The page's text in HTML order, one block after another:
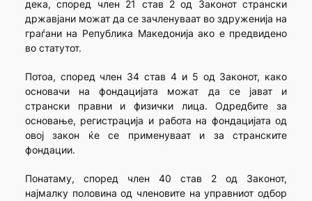
дека, според член 21 став 2 од Законот странски
државјани можат да се зачленуваат во здруженија на
граѓани на Република Македонија ако е предвидено
во статутот.
Потоа, според член 34 став 4 и 5 од Законот, како
основачи на фондацијата можат да се јават и
странски правни и физички лица. Одредбите за
основање, регистрација и работа на фондацијата од
овој закон ќе се применуваат и за странските
фондации.
Понатаму, според член 40 став 2 од Законот,
најмалку половина од членовите на управниот одбор